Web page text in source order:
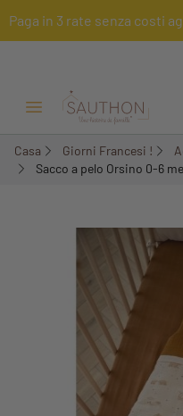
Paga in 3 rate senza costi
Menu Apri/Chiudi
Casa Giorni Francesi !
Sacco a pelo Orsino 0-6
-18%